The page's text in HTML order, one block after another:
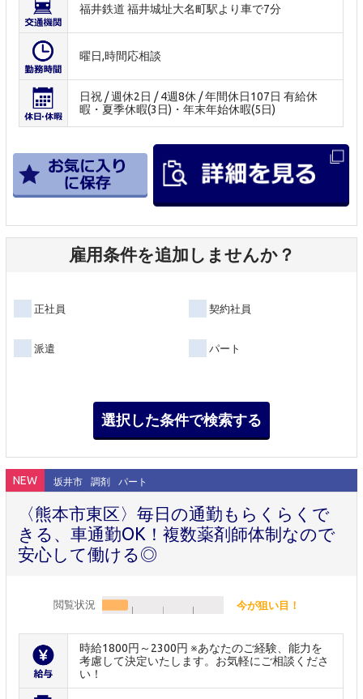
福井鉄道 福井城址大名町駅より車で7分
曜日,時間応相談
日祝 / 週休2日 / 4週8休 / 年間休日107日 有給休
暇・夏季休暇(3日)・年末年始休暇(5日)
雇用条件を追加しませんか？
正社員 契約社員
派遣 パート
NEW 坂井市 調剤 パート
〈熊本市東区〉毎日の通勤もらくらくで
きる、車通勤OK！複数薬剤師体制なので
安心して働ける◎
閲覧状況 今が狙い目！
時給1800円～2300円 ※あなたのご経験、能力を
考慮して決定いたします。お気軽にご相談くださ
い！